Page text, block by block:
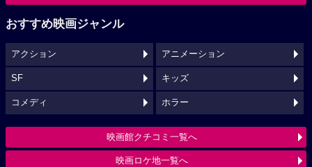
おすすめ映画ジャンル
アクション アニメーション
SF キッズ
コメディ ホラー
映画館クチコミ一覧へ
映画ロケ地一覧へ